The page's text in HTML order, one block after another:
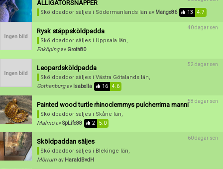
Förnya annons
Kan förnyas om
Inaktivera annons
ALLIGATORSNAPPER
Sköldpaddor säljes i Södermanlands län av Mange86 13 4.7
Rysk stäppsköldpadda
Sköldpaddor säljes i Uppsala län,
Enköping av Groth80
40 dagar sen
Leopardsköldpadda
Sköldpaddor säljes i Västra Götalands län,
Gothenburg av Isabella 16 4.6
52 dagar sen
Painted wood turtle rhinoclemmys pulcherrima manni
Sköldpaddor säljes i Skåne län,
Malmö avSpLife88 2 5.0
58 dagar sen
Sköldpaddan säljes
Sköldpaddor säljes i Blekinge län,
Mörrum av HaraldBvdH
60 dagar sen